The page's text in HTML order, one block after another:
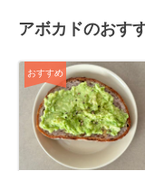
アボカドのおす
おすすめ